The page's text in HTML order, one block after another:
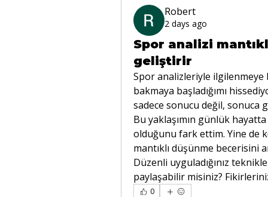
Robert
2 days ago
Spor analizi
geliştirir
Spor analizleriyle ilgilenmeye
bakmaya başladığımı
sadece sonucu değil, sonuca
Bu yaklaşımın günlük
olduğunu fark ettim. Yine de
mantıklı düşünme becerisini
Düzenli uyguladığınız
paylaşabilir misiniz?
0